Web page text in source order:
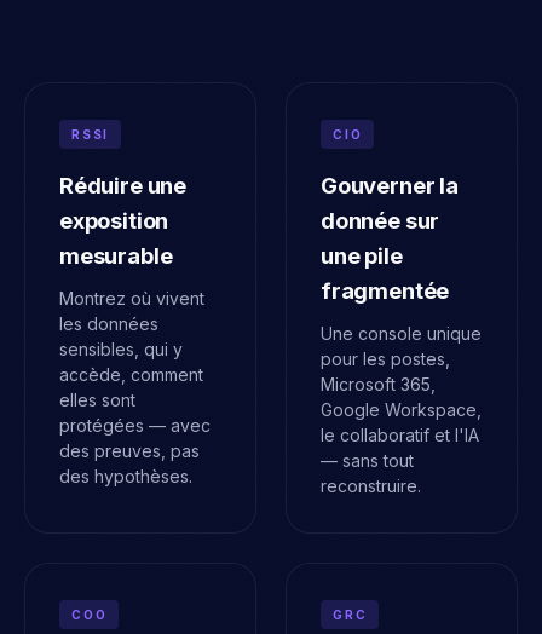
RSSI
Réduire une
exposition
mesurable
Montrez où vivent
les données
sensibles, qui y
accède, comment
elles sont
protégées — avec
des preuves, pas
des hypothèses.
CIO
Gouverner la
donnée sur
une pile
fragmentée
Une console unique
pour les postes,
Microsoft 365,
Google Workspace,
le collaboratif et l'IA
— sans tout
reconstruire.
COO GRC